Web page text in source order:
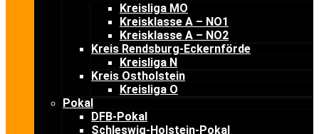
Kreisliga MO
Kreisklasse A – NO1
Kreisklasse A – NO2
Kreis Rendsburg-Eckernförde
Kreisliga N
Kreis Ostholstein
Kreisliga O
Pokal
DFB-Pokal
Schleswig-Holstein-Pokal